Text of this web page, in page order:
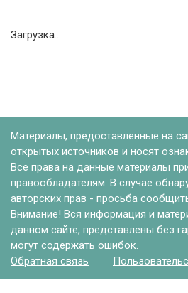
Загрузка...
Материалы, предоставленные на
открытых источников и носят
Все права на данные материалы
правообладателям. В случае
авторских прав - просьба
Внимание! Вся информация и
данном сайте, представлены без
могут содержать ошибок.
Обратная связь